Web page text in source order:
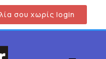
σου χωρίς login